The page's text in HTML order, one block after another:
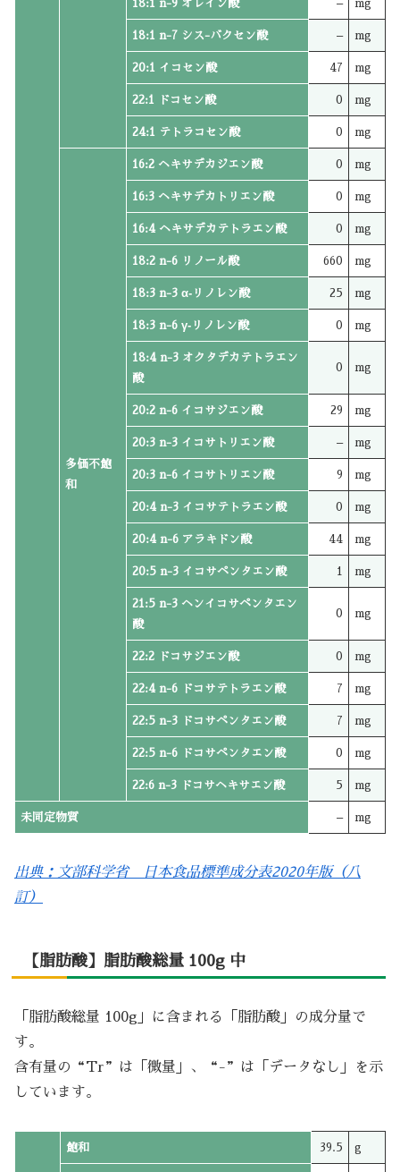
18:1 n-9 オレイン酸 – mg
18:1 n-7 シス-バクセン酸 – mg
20:1 イコセン酸 47 mg
22:1 ドコセン酸 0 mg
24:1 テトラコセン酸 0 mg
多価不飽
和
16:2 ヘキサデカジエン酸 0 mg
16:3 ヘキサデカトリエン酸 0 mg
16:4 ヘキサデカテトラエン酸 0 mg
18:2 n-6 リノール酸 660 mg
18:3 n-3 α‐リノレン酸 25 mg
18:3 n-6 γ‐リノレン酸 0 mg
18:4 n-3 オクタデカテトラエン
酸
0 mg
20:2 n-6 イコサジエン酸 29 mg
20:3 n-3 イコサトリエン酸 – mg
20:3 n-6 イコサトリエン酸 9 mg
20:4 n-3 イコサテトラエン酸 0 mg
20:4 n-6 アラキドン酸 44 mg
20:5 n-3 イコサペンタエン酸 1 mg
21:5 n-3 ヘンイコサペンタエン
酸
0 mg
22:2 ドコサジエン酸 0 mg
22:4 n-6 ドコサテトラエン酸 7 mg
22:5 n-3 ドコサペンタエン酸 7 mg
22:5 n-6 ドコサペンタエン酸 0 mg
22:6 n-3 ドコサヘキサエン酸 5 mg
未同定物質 – mg
出典：文部科学省 日本食品標準成分表2020年版（八
訂）
【脂肪酸】脂肪酸総量 100g 中
「脂肪酸総量 100g」に含まれる「脂肪酸」の成分量で
す。
含有量の“Tr”は「微量」、“-”は「データなし」を示
しています。
飽和 39.5 g